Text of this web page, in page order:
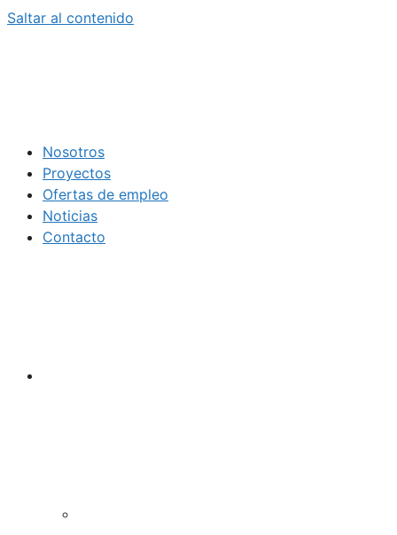
Saltar al contenido
Nosotros
Proyectos
Ofertas de empleo
Noticias
Contacto